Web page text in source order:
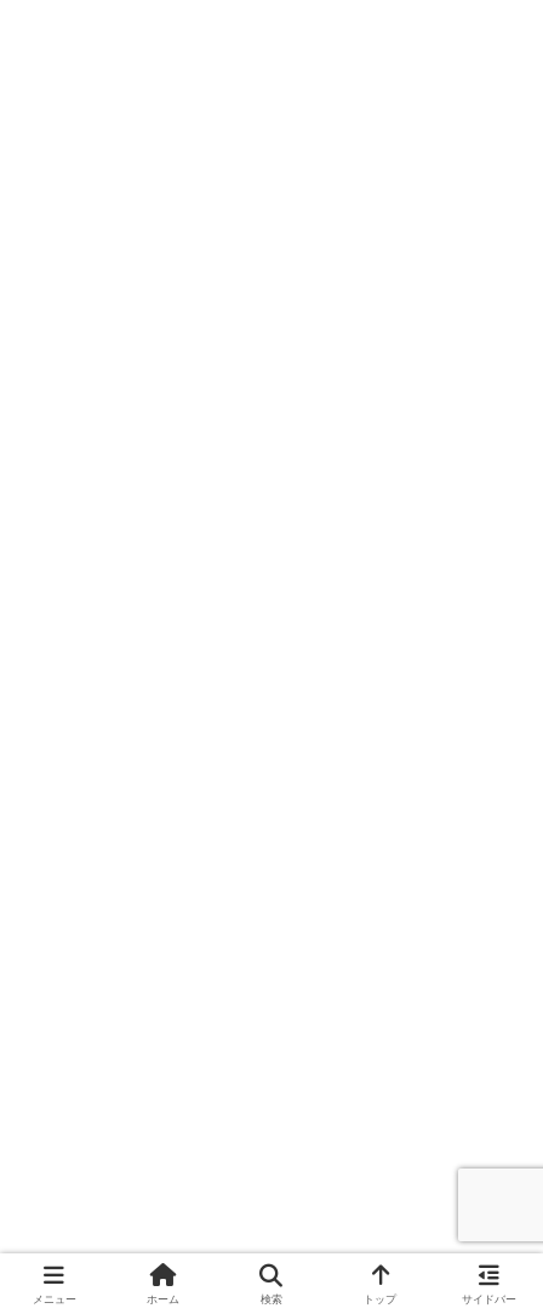
メニュー ホーム 検索 トップ サイドバー